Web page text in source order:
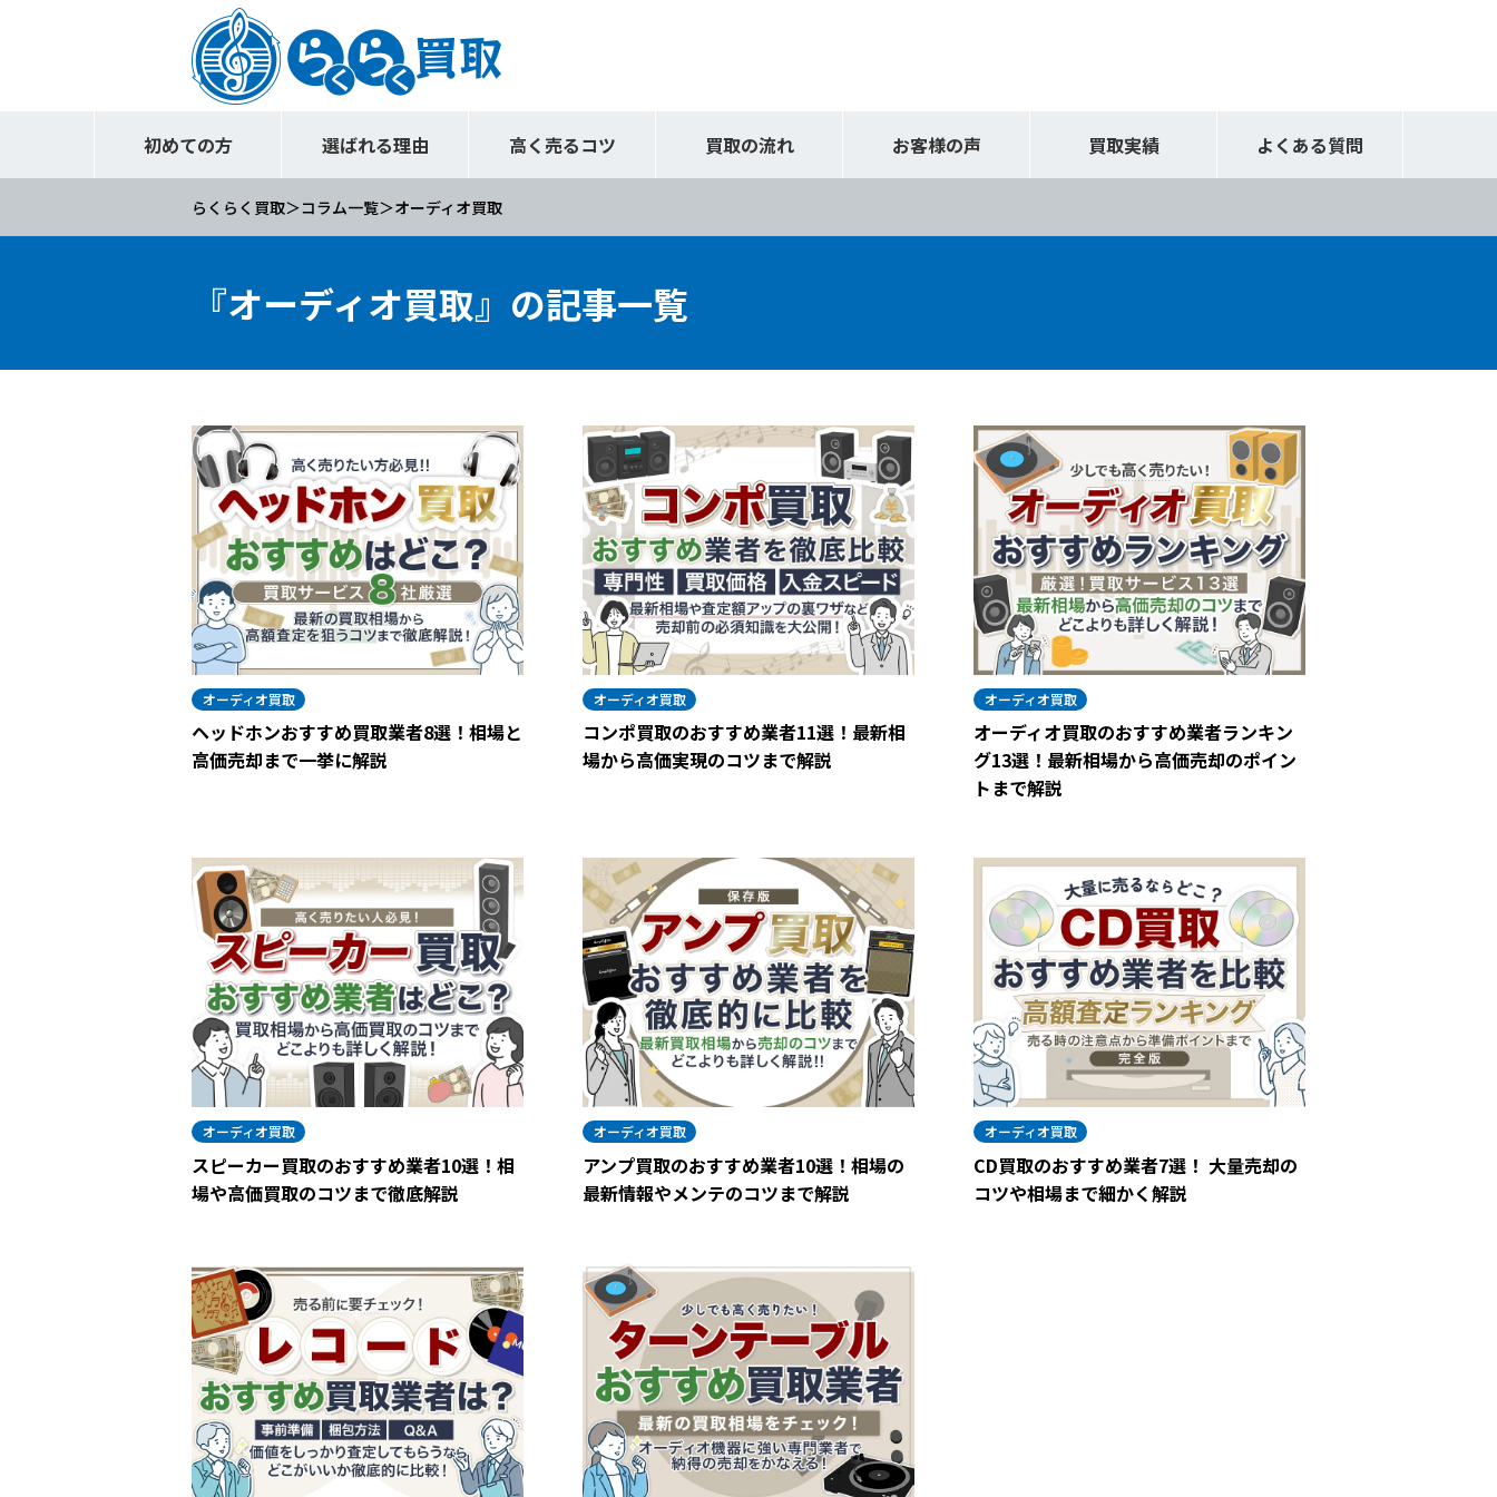
初めての方 選ばれる理由 高く売るコツ 買取の流れ お客様の声 買取実績 よくある質問
らくらく買取 コラム一覧 オーディオ買取
『オーディオ買取』の記事一覧
オーディオ買取
ヘッドホンおすすめ買取業者8選！相場と
高価売却まで一挙に解説
オーディオ買取
コンポ買取のおすすめ業者11選！最新相
場から高価実現のコツまで解説
オーディオ買取
オーディオ買取のおすすめ業者ランキン
グ13選！最新相場から高価売却のポイン
トまで解説
オーディオ買取
スピーカー買取のおすすめ業者10選！相
場や高価買取のコツまで徹底解説
オーディオ買取
アンプ買取のおすすめ業者10選！相場の
最新情報やメンテのコツまで解説
オーディオ買取
CD買取のおすすめ業者7選！ 大量売却の
コツや相場まで細かく解説